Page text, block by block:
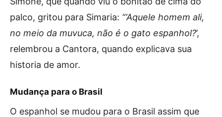
palco, gritou para Simaria: “‘Aquele homem ali,
no meio da muvuca, não é o gato espanhol?’,
relembrou a Cantora, quando explicava sua
historia de amor.
Mudança para o Brasil
O espanhol se mudou para o Brasil assim que